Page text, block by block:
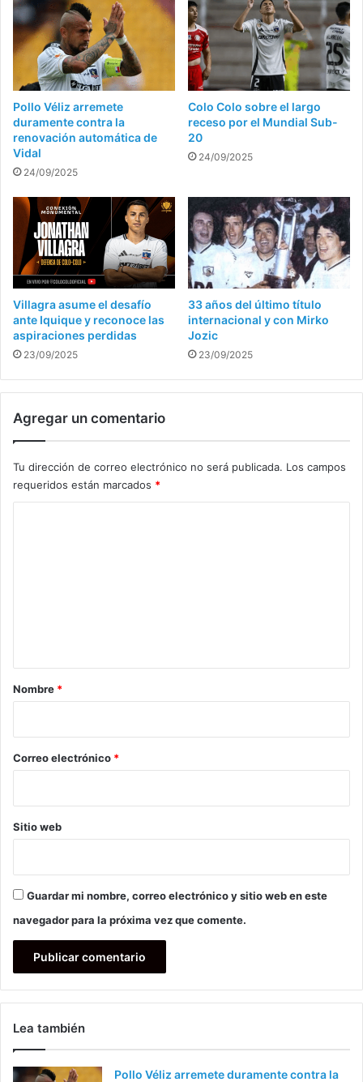
Pollo Véliz arremete
duramente contra la
renovación automática de
Vidal
24/09/2025
Colo Colo sobre el largo
receso por el Mundial Sub-
20
24/09/2025
Villagra asume el desafío
ante Iquique y reconoce las
aspiraciones perdidas
23/09/2025
33 años del último título
internacional y con Mirko
Jozic
23/09/2025
Agregar un comentario
Tu dirección de correo electrónico no será publicada. Los campos
requeridos están marcados *
r
*
Nombre *
Correo electrónico *
Sitio web
Guardar mi nombre, correo electrónico y sitio web en este
navegador para la próxima vez que comente.
Lea también
Pollo Véliz arremete duramente contra la